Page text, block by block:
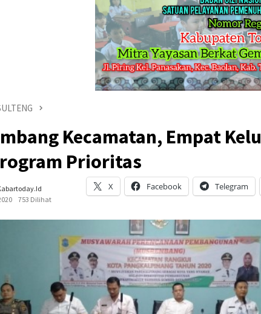
Kecamatan, Empat
Prioritas
753 Dilihat
X Facebook Telegram